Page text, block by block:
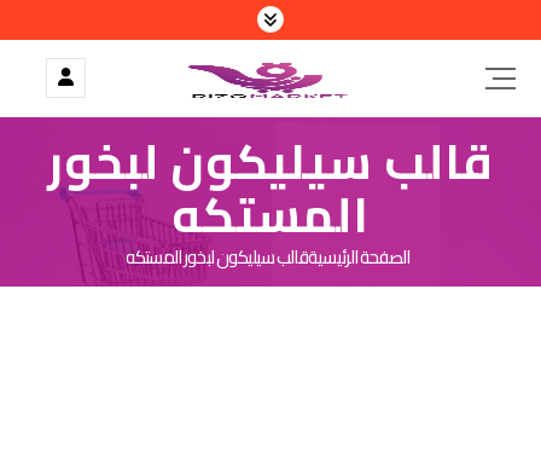
قالب سيليكون لبخور
المستكهالصفحة الرئيسيةقالب سيليكون لبخور المستكه